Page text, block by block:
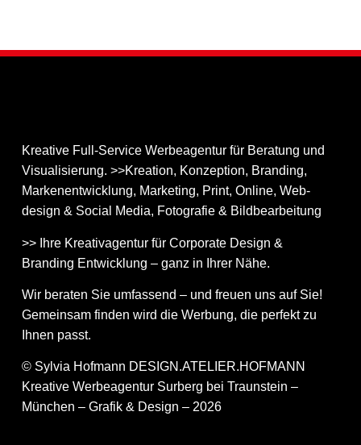
Kreative Full-Service Werbeagentur für Beratung und
Visualisierung. >>Kreation, Konzeption, Branding,
Markenentwicklung, Marketing, Print, Online, Web­
design & Social Media, Fotografie & Bildbear­bei­tung
>> Ihre Kreativagentur für Corporate Design &
Branding Entwicklung – ganz in Ihrer Nähe.
Wir beraten Sie umfassend – und freuen uns auf Sie!
Gemeinsam finden wird die Werbung, die perfekt zu
Ihnen passt.
© Sylvia Hofmann DESIGN.ATELIER.HOFMANN
Kreative Werbeagentur Surberg bei Traunstein –
München – Grafik & Design – 2026